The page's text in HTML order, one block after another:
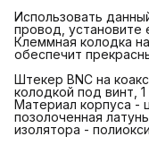
Использовать
провод, установите
Клеммная колодка
обеспечит
Штекер BNC на
колодкой под винт,
Материал корпуса -
позолоченная
изолятора -